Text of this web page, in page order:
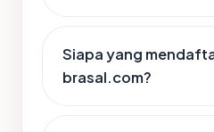
Siapa yang
brasal.com?